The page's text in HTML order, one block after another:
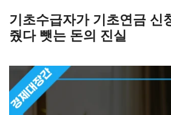
기초수급자가 기초연금 신
줬다 뺏는 돈의 진실